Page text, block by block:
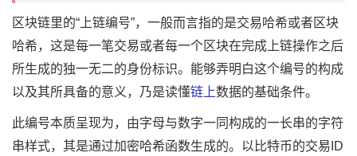
区块链里的“上链编号”，一般而言指的是交易哈希或者区块
哈希，这是每一笔交易或者每一个区块在完成上链操作之后
所生成的独一无二的身份标识。能够弄明白这个编号的构成
以及其所具备的意义，乃是读懂链上数据的基础条件。
此编号本质呈现为，由字母与数字一同构成的一长串的字符
串样式，其是通过加密哈希函数生成的。以比特币的交易ID